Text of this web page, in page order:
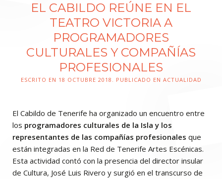
EL CABILDO REÚNE EN EL
TEATRO VICTORIA A
PROGRAMADORES
CULTURALES Y COMPAÑÍAS
PROFESIONALES
ESCRITO EN 18 OCTUBRE 2018 . PUBLICADO EN ACTUALIDAD
El Cabildo de Tenerife ha organizado un encuentro entre
los programadores culturales de la Isla y los
representantes de las compañías profesionales que
están integradas en la Red de Tenerife Artes Escénicas.
Esta actividad contó con la presencia del director insular
de Cultura, José Luis Rivero y surgió en el transcurso de